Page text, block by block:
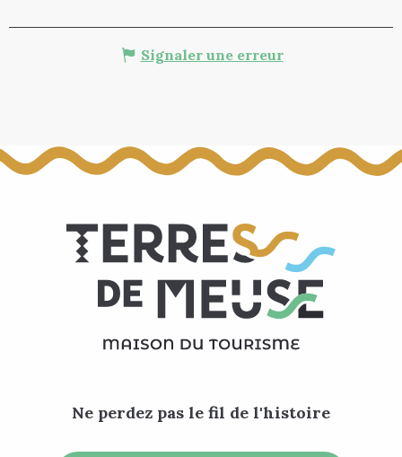
Signaler une erreur
Ne perdez pas le fil de l'histoire